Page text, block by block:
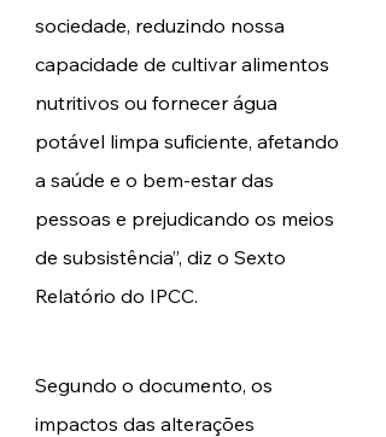
sociedade, reduzindo nossa
capacidade de cultivar alimentos
nutritivos ou fornecer água
potável limpa suficiente, afetando
a saúde e o bem-estar das
pessoas e prejudicando os meios
de subsistência”, diz o Sexto
Relatório do IPCC.
Segundo o documento, os
impactos das alterações